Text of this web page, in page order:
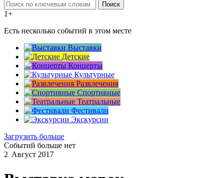
Поиск
1+
Есть несколько событий в этом месте
Выставки
Детские
Концерты
Культурные
Развлечения
Спортивные
Театральные
Фестивали
Экскурсии
Загрузить больше
Событий больше нет
2. Август 2017